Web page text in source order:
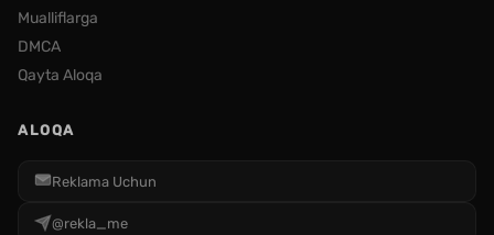
Mualliflarga
DMCA
Qayta Aloqa
ALOQA
Reklama Uchun
@rekla_me